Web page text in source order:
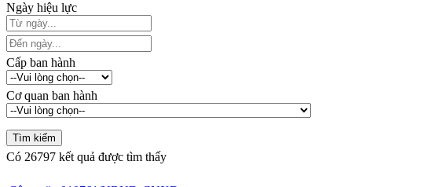
Ngày hiệu lực
Cấp ban hành
Cơ quan ban hành
Có 26797 kết quả được tìm thấy